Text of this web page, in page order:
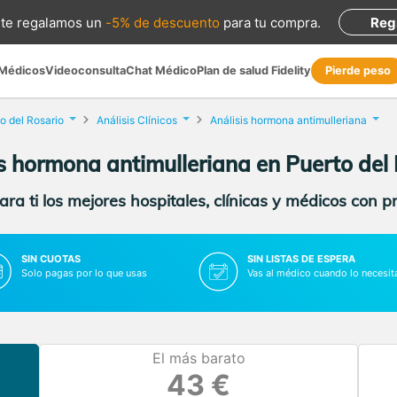
regalamos un -5% de descuento para tu compra.
VideoconsultaChat MédicoPlan de salud Fidelity Pierde peso
del Rosario Análisis Clínicos Análisis hormona antimulleriana
hormona antimulleriana en Puerto del
ti los mejores hospitales, clínicas y médicos con
SIN CUOTAS
Solo pagas por lo que usas
SIN LISTAS DE ESPERA
Vas al médico cuando lo
El más barato
43 €